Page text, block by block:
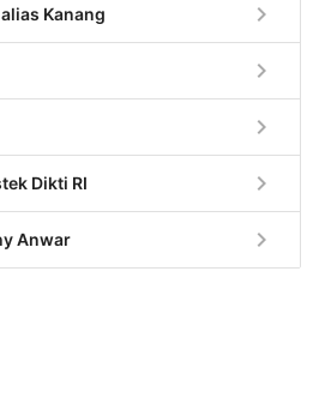
Kanang chevron_right
chevron_right
chevron_right
Dikti RI chevron_right
Anwar chevron_right